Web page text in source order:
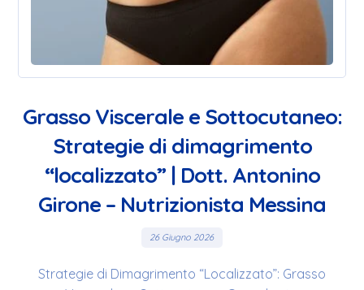
Grasso Viscerale e Sottocutaneo:
Strategie di dimagrimento
“localizzato” | Dott. Antonino
Girone – Nutrizionista Messina
26 Giugno 2026
Strategie di Dimagrimento “Localizzato”: Grasso